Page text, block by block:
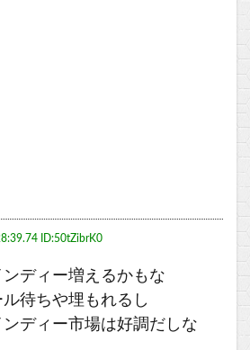
ID:50tZibrK0
ディー増えるかもな
待ちや埋もれるし
ディー市場は好調だしな